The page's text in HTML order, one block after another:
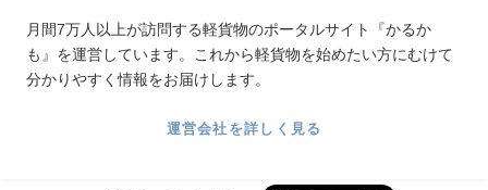
月間7万人以上が訪問する軽貨物のポータルサイト『かるか
も』を運営しています。これから軽貨物を始めたい方にむけて
分かりやすく情報をお届けします。
運営会社を詳しく見る